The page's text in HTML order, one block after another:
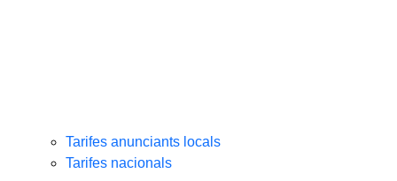
Tarifes anunciants locals
Tarifes nacionals